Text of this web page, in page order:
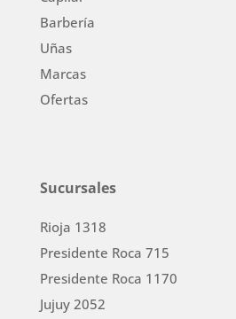
Barbería
Uñas
Marcas
Ofertas
Sucursales
Rioja 1318
Presidente Roca 715
Presidente Roca 1170
Jujuy 2052